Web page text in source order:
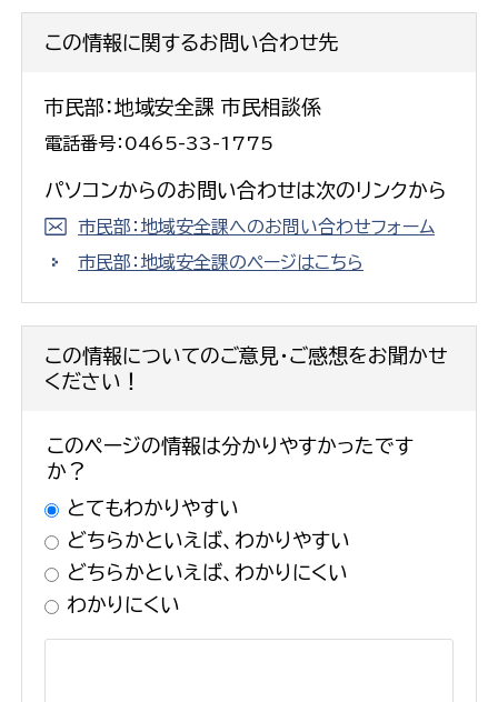
この情報に関するお問い合わせ先
市民部：地域安全課 市民相談係
電話番号：0465-33-1775
パソコンからのお問い合わせは次のリンクから
市民部：地域安全課へのお問い合わせフォーム
市民部：地域安全課のページはこちら
この情報についてのご意見・ご感想をお聞かせ
ください！
このページの情報は分かりやすかったです
か？
とてもわかりやすい
どちらかといえば、わかりやすい
どちらかといえば、わかりにくい
わかりにくい